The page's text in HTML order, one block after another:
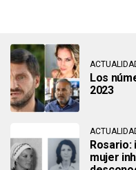
Los
2023
Rosario:
mujer